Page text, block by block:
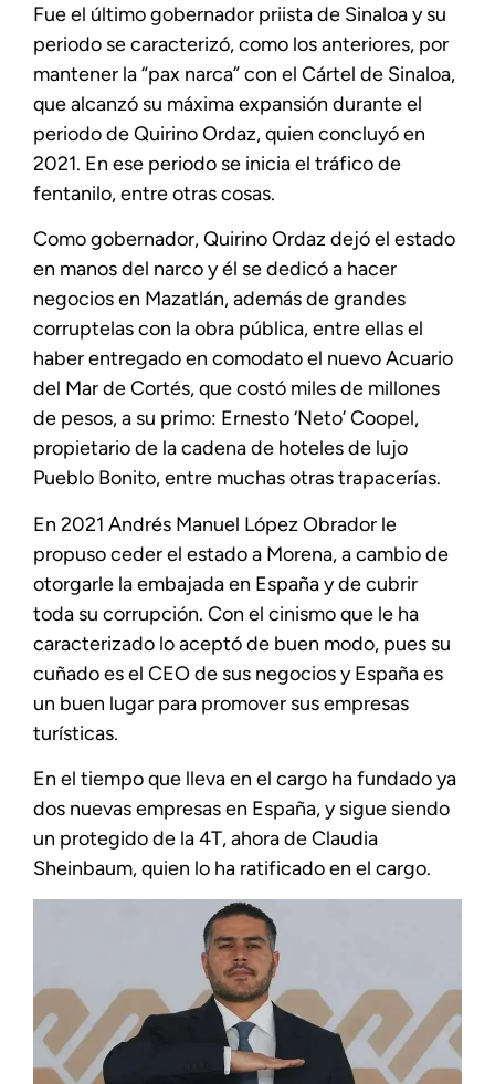
Fue el último gobernador priista de Sinaloa y su
periodo se caracterizó, como los anteriores, por
mantener la “pax narca” con el Cártel de Sinaloa,
que alcanzó su máxima expansión durante el
periodo de Quirino Ordaz, quien concluyó en
2021. En ese periodo se inicia el tráfico de
fentanilo, entre otras cosas.
Como gobernador, Quirino Ordaz dejó el estado
en manos del narco y él se dedicó a hacer
negocios en Mazatlán, además de grandes
corruptelas con la obra pública, entre ellas el
haber entregado en comodato el nuevo Acuario
del Mar de Cortés, que costó miles de millones
de pesos, a su primo: Ernesto ‘Neto’ Coopel,
propietario de la cadena de hoteles de lujo
Pueblo Bonito, entre muchas otras trapacerías.
En 2021 Andrés Manuel López Obrador le
propuso ceder el estado a Morena, a cambio de
otorgarle la embajada en España y de cubrir
toda su corrupción. Con el cinismo que le ha
caracterizado lo aceptó de buen modo, pues su
cuñado es el CEO de sus negocios y España es
un buen lugar para promover sus empresas
turísticas.
En el tiempo que lleva en el cargo ha fundado ya
dos nuevas empresas en España, y sigue siendo
un protegido de la 4T, ahora de Claudia
Sheinbaum, quien lo ha ratificado en el cargo.